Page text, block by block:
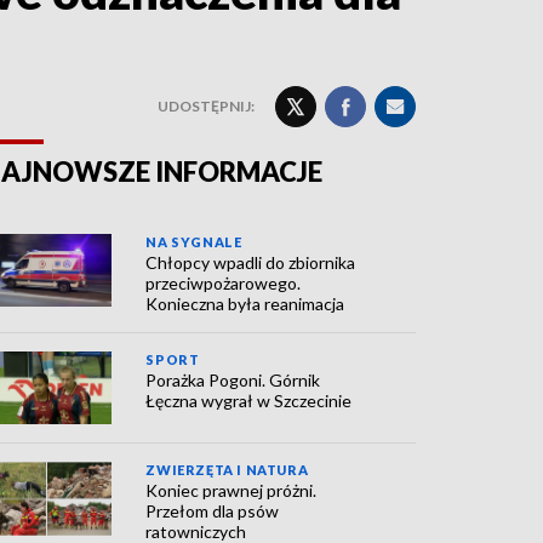
UDOSTĘPNIJ:
INFORMACJE
NA SYGNALE
Chłopcy wpadli do zbiornika
przeciwpożarowego.
Konieczna była reanimacja
SPORT
Porażka Pogoni. Górnik
Łęczna wygrał w Szczecinie
ZWIERZĘTA I NATURA
Koniec prawnej próżni.
Przełom dla psów
ratowniczych